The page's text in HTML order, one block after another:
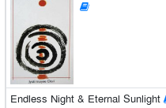
Endless Night & Eternal Sunlight